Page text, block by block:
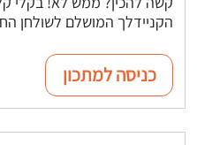
הקניידלך המושלם לשולחן
כניסה למתכון